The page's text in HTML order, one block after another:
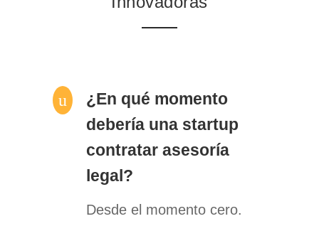
u
¿En qué momento
debería una startup
contratar asesoría
legal?
Desde el momento cero.